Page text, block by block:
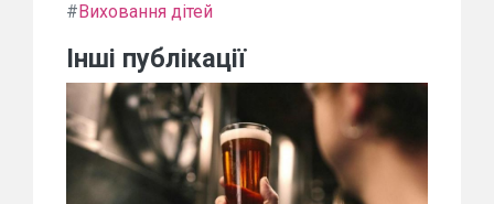
#Виховання дітей
Інші публікації